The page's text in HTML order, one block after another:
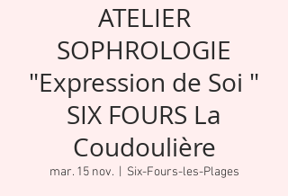
ATELIER
SOPHROLOGIE
"Expression de Soi "
SIX FOURS La
Coudoulière
mar. 15 nov.
  |
Six-Fours-les-Plages